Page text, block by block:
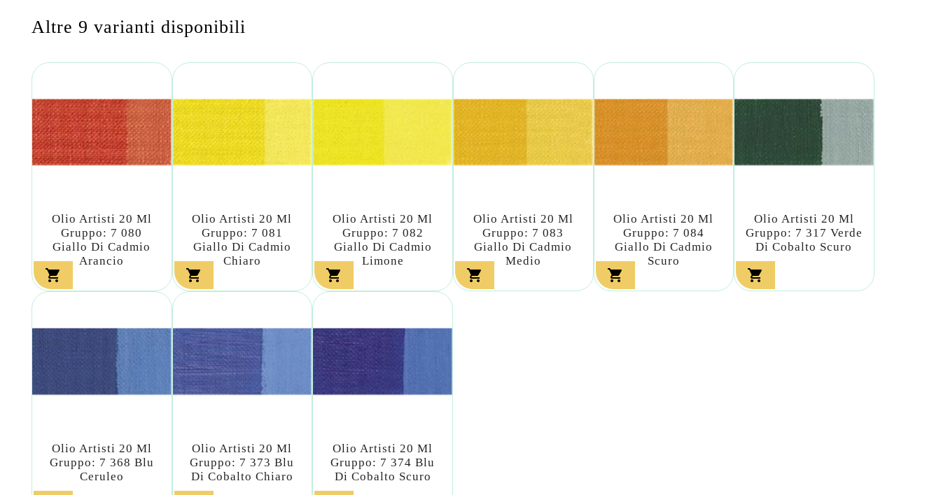
Altre 9 varianti disponibili
Olio Artisti 20 Ml
Gruppo: 7 080
Giallo Di Cadmio
Arancio

Olio Artisti 20 Ml
Gruppo: 7 081
Giallo Di Cadmio
Chiaro

Olio Artisti 20 Ml
Gruppo: 7 082
Giallo Di Cadmio
Limone

Olio Artisti 20 Ml
Gruppo: 7 083
Giallo Di Cadmio
Medio

Olio Artisti 20 Ml
Gruppo: 7 084
Giallo Di Cadmio
Scuro

Olio Artisti 20 Ml
Gruppo: 7 317 Verde
Di Cobalto Scuro

Olio Artisti 20 Ml
Gruppo: 7 368 Blu
Ceruleo
Olio Artisti 20 Ml
Gruppo: 7 373 Blu
Di Cobalto Chiaro
Olio Artisti 20 Ml
Gruppo: 7 374 Blu
Di Cobalto Scuro